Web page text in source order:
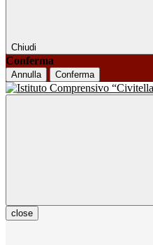
Chiudi
Conferma
Annulla Conferma
close